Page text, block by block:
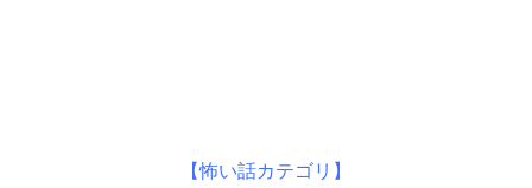
【怖い話カテゴリ】